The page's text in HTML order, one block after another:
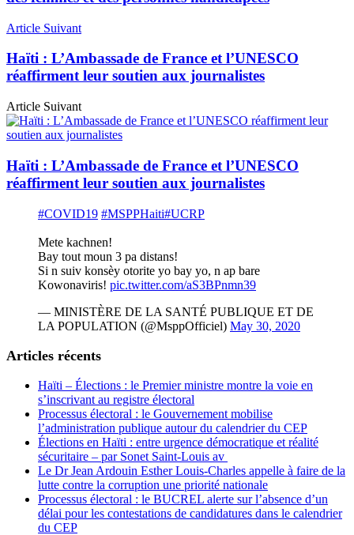
Article Suivant
Haïti : L’Ambassade de France et l’UNESCO
réaffirment leur soutien aux journalistes
Article Suivant
Haïti : L’Ambassade de France et l’UNESCO
réaffirment leur soutien aux journalistes
#COVID19 #MSPPHaiti#UCRP
Mete kachnen!
Bay tout moun 3 pa distans!
Si n suiv konsèy otorite yo bay yo, n ap bare
Kowonaviris! pic.twitter.com/aS3BPnmn39
— MINISTÈRE DE LA SANTÉ PUBLIQUE ET DE
LA POPULATION (@MsppOfficiel) May 30, 2020
Articles récents
Haïti – Élections : le Premier ministre montre la voie en
s’inscrivant au registre électoral
Processus électoral : le Gouvernement mobilise
l’administration publique autour du calendrier du CEP
Élections en Haïti : entre urgence démocratique et réalité
sécuritaire – par Sonet Saint-Louis av
Le Dr Jean Ardouin Esther Louis-Charles appelle à faire de la
lutte contre la corruption une priorité nationale
Processus électoral : le BUCREL alerte sur l’absence d’un
délai pour les contestations de candidatures dans le calendrier
du CEP